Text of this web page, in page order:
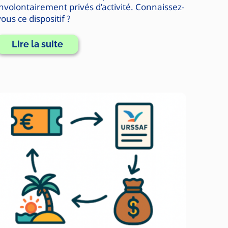
privés d’activité. Connaissez-
ce dispositif ?
Lire la suite